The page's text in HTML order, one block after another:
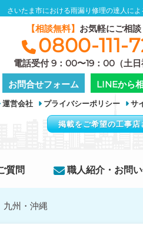
さいたま市における雨漏り修理の達人に
【相談無料】 お気軽にご相
0800-111-
電話受付 9：00〜19：00（土日
お問合せフォーム
LINEから
運営会社 プライバシーポリシー サ
掲載をご希望の工事店
質問 職人紹介・お問
九州・沖縄